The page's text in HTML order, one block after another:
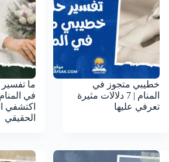
خطيبي متجوز في
المنام | 7 دلالات مثيرة
تعرفي عليها
ما تفسير
في
اكتشفي
الحقيقي